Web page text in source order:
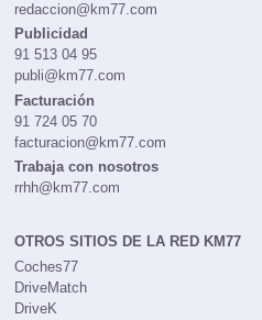
redaccion@km77.com
Publicidad
91 513 04 95
publi@km77.com
Facturación
91 724 05 70
facturacion@km77.com
Trabaja con nosotros
rrhh@km77.com
OTROS SITIOS DE LA RED KM77
Coches77
DriveMatch
DriveK